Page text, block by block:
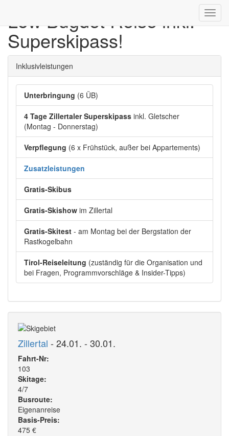
Low Bugdet Reise inkl.
Superskipass!
Inklusivleistungen
Unterbringung (6 ÜB)
4 Tage Zillertaler Superskipass inkl. Gletscher
(Montag - Donnerstag)
Verpflegung (6 x Frühstück, außer bei Appartements)
Zusatzleistungen
Gratis-Skibus
Gratis-Skishow im Zillertal
Gratis-Skitest - am Montag bei der Bergstation der
Rastkogelbahn
Tirol-Reiseleitung (zuständig für die Organisation und
bei Fragen, Programmvorschläge & Insider-Tipps)
Zillertal - 24.01. - 30.01.
Fahrt-Nr:
103
Skitage:
4/7
Busroute:
Eigenanreise
Basis-Preis:
475 €